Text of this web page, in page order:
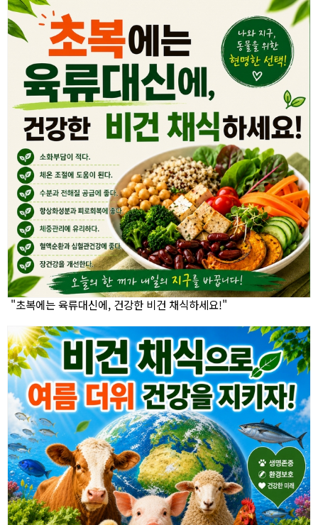
"초복에는 육류대신에, 건강한 비건 채식하세요!"